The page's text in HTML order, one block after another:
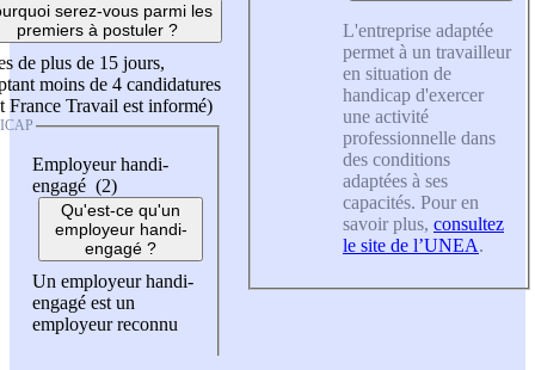
serez-vous parmi les
premiers à postuler ?
de plus de 15 jours,
moins de 4 candidatures
France Travail est informé)
Employeur handi-
engagé (2)
Qu'est-ce qu'un
employeur handi-
engagé ?
Un employeur handi-
engagé est un
employeur reconnu
L'entreprise adaptée
permet à un travailleur
en situation de
handicap d'exercer
une activité
professionnelle dans
des conditions
adaptées à ses
capacités. Pour en
savoir plus, consultez
le site de l’UNEA.